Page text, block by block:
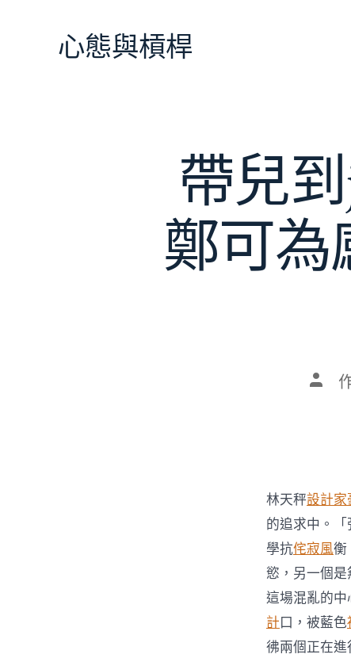
心態與槓桿
帶兒
鄭可為
文
林天秤設計家
的追求中。「
學抗侘寂風衡
慾，另一個是
這場混亂的
計口，被藍色
彿兩個正在進